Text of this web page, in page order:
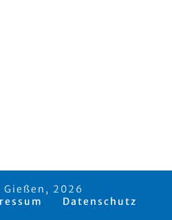
Gießen, 2026
Datenschutz